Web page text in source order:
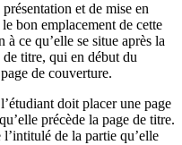
et de mise en
bon emplacement de cette
ce qu’elle se situe après la
titre, qui en début du
de couverture.
doit placer une page
précède la page de titre.
de la partie qu’elle